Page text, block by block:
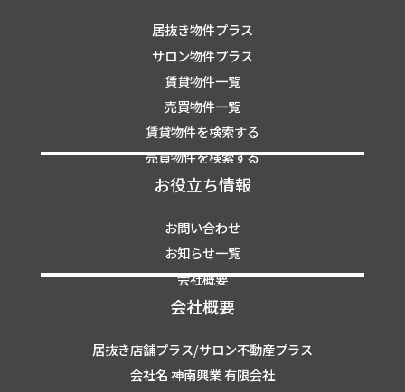
居抜き物件プラス
サロン物件プラス
賃貸物件一覧
売買物件一覧
賃貸物件を検索する
売買物件を検索する
お役立ち情報
お問い合わせ
お知らせ一覧
会社概要
会社概要
居抜き店舗プラス/サロン不動産プラス
会社名 神南興業 有限会社